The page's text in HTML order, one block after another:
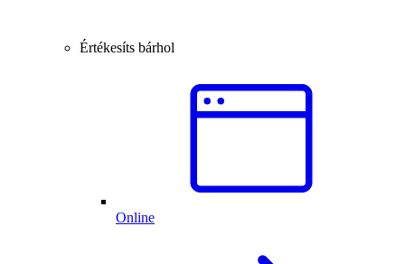
Értékesíts bárhol
Online